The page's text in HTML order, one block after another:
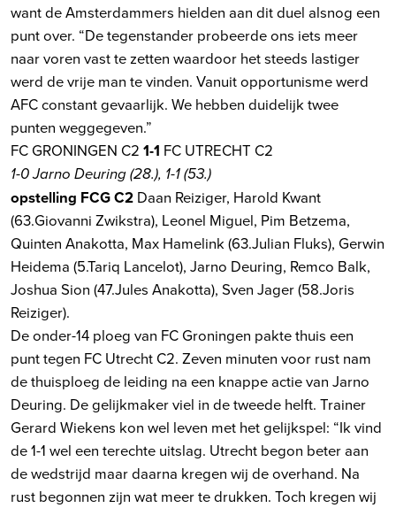
want de Amsterdammers hielden aan dit duel alsnog een
punt over. “De tegenstander probeerde ons iets meer
naar voren vast te zetten waardoor het steeds lastiger
werd de vrije man te vinden. Vanuit opportunisme werd
AFC constant gevaarlijk. We hebben duidelijk twee
punten weggegeven.”
FC GRONINGEN C2 1-1 FC UTRECHT C2
1-0 Jarno Deuring (28.), 1-1 (53.)
opstelling FCG C2 Daan Reiziger, Harold Kwant
(63.Giovanni Zwikstra), Leonel Miguel, Pim Betzema,
Quinten Anakotta, Max Hamelink (63.Julian Fluks), Gerwin
Heidema (5.Tariq Lancelot), Jarno Deuring, Remco Balk,
Joshua Sion (47.Jules Anakotta), Sven Jager (58.Joris
Reiziger).
De onder-14 ploeg van FC Groningen pakte thuis een
punt tegen FC Utrecht C2. Zeven minuten voor rust nam
de thuisploeg de leiding na een knappe actie van Jarno
Deuring. De gelijkmaker viel in de tweede helft. Trainer
Gerard Wiekens kon wel leven met het gelijkspel: “Ik vind
de 1-1 wel een terechte uitslag. Utrecht begon beter aan
de wedstrijd maar daarna kregen wij de overhand. Na
rust begonnen zijn wat meer te drukken. Toch kregen wij